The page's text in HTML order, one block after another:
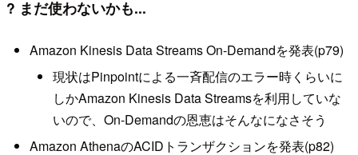
? まだ使わないかも...
Amazon Kinesis Data Streams On-Demandを発表(p79)
現状はPinpointによる一斉配信のエラー時くらいに
しかAmazon Kinesis Data Streamsを利用していな
いので、On-Demandの恩恵はそんなになさそう
Amazon AthenaのACIDトランザクションを発表(p82)